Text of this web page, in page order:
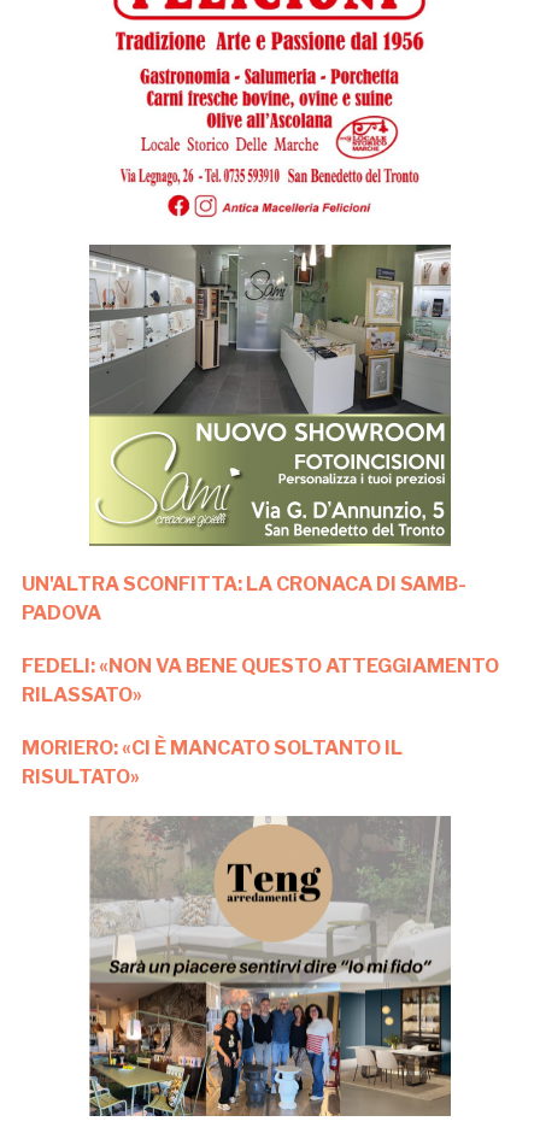
UN'ALTRA SCONFITTA: LA CRONACA DI SAMB-
PADOVA
FEDELI: «NON VA BENE QUESTO ATTEGGIAMENTO
RILASSATO»
MORIERO: «CI È MANCATO SOLTANTO IL
RISULTATO»